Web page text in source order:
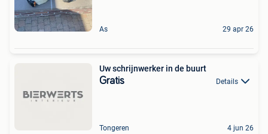
As 29 apr 26
️Uw schrijnwerker in de buurt️
Gratis Details
Tongeren 4 jun 26